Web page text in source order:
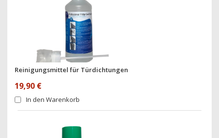
Reinigungsmittel für Türdichtungen
19,90 €
In den Warenkorb